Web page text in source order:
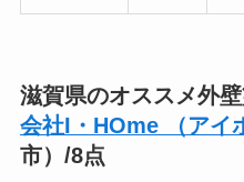
滋賀県のオススメ外
会社I・HOme （アイ
市）/8点